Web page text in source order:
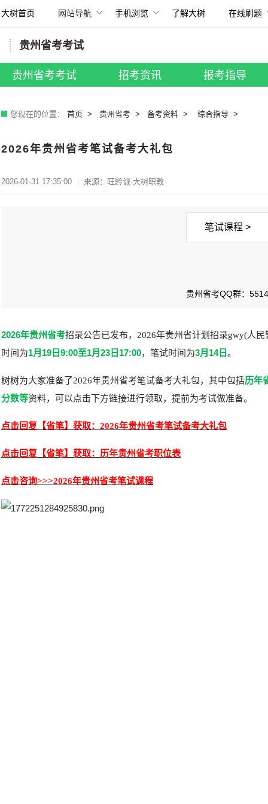
大树首页 网站导航
所有考试
国考招录
| 贵州省考 |
事业单位
教师招聘
银行招聘 |
手机浏览
了解大树 在线刷题
贵州省考考试
贵州省考考试 招考资讯 报考指导
您现在的位置： 首页 贵州省考 备考资料 综合指导
2026年贵州省考笔试备考大礼包
2026-01-31 17:35:00 来源：旺黔诚·大树职教
笔试课程 >
贵州省考QQ群：
2026年贵州省考招录公告已发布，2026年贵州省计划招录gwy(人
时间为1月19日9:00至1月23日17:00，笔试时间为3月14日。
树树为大家准备了2026年贵州省考笔试备考大礼包，其中包括历年
分数等资料，可以点击下方链接进行领取，提前为考试做准备。
点击回复【省笔】获取：2026年贵州省考笔试备考大礼包
点击回复【省笔】获取：历年贵州省考职位表
点击咨询>>>2026年贵州省考笔试课程